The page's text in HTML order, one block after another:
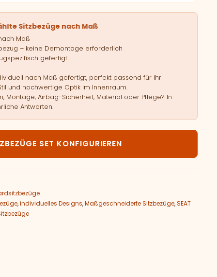
Sitzbezüge nach Maß
Maß
– keine Demontage erforderlich
gefertigt
nach Maß gefertigt, perfekt passend für Ihr
und hochwertige Optik im Innenraum.
Montage, Airbag-Sicherheit, Material oder Pflege? In
Antworten.
SET KONFIGURIEREN
,individuelles Designs,Maßgeschneiderte Sitzbezüge,SEAT